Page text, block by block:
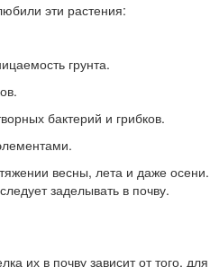
эти растения:
грунта.
бактерий и грибков.
весны, лета и даже осени.
заделывать в почву.
их в почву зависит от того, для